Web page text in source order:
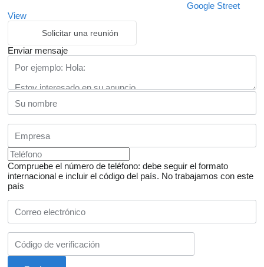
Google Street
View
Solicitar una reunión
Enviar mensaje
Compruebe el número de teléfono: debe seguir el formato
internacional e incluir el código del país. No trabajamos con este
país